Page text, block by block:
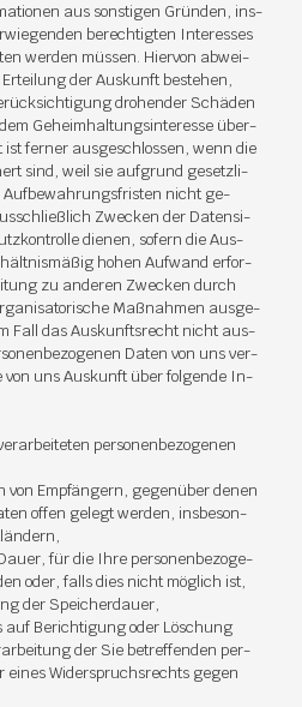
aus sons­ti­gen Grün­den, ins­
be­rech­tig­ten In­ter­es­ses
wer­den müs­sen. Hier­von ab­wei­
der Aus­kunft be­ste­hen,
dro­hen­der Schä­den
Ge­heim­hal­tungs­in­ter­es­se über­
fer­ner aus­ge­schlos­sen, wenn die
sind, weil sie auf­grund ge­setz­li­
Auf­be­wah­rungs­fris­ten nicht ge­
Zwe­cken der Da­ten­si­
die­nen, so­fern die Aus­
ho­hen Auf­wand er­for­
zu an­de­ren Zwe­cken durch
Maß­nah­men aus­ge­
Fall das Aus­kunfts­recht nicht aus­
Da­ten von uns ver­
von uns Aus­kunft über fol­gen­de In­
per­so­nen­be­zo­ge­nen
von Emp­fän­gern, ge­gen­über de­nen
of­fen ge­legt wer­den, ins­be­son­
für die Ihre per­so­nen­be­zo­ge­
oder, falls dies nicht mög­lich ist,
der Spei­cher­dau­er,
auf Be­rich­ti­gung oder Lö­schung
der Sie be­tref­fen­den per­
ei­nes Wi­der­spruchs­rechts ge­gen